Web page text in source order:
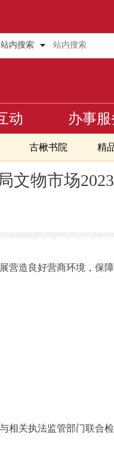
站内搜索
动 办事服
古楸书院 精
检查计划
文物市场
造良好营商环境，保
关执法监管部门联合检